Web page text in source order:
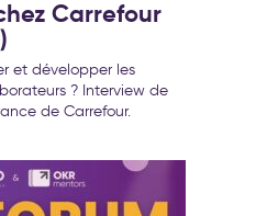
Carrefour
et développer les
? Interview de
de Carrefour.